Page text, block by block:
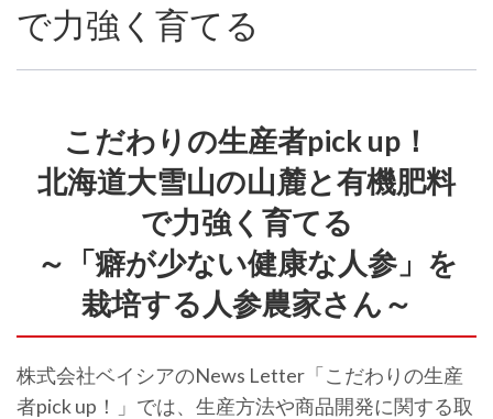
で力強く育てる
こだわりの生産者pick up！
北海道大雪山の山麓と有機肥料
で力強く育てる
～「癖が少ない健康な人参」を
栽培する人参農家さん～
株式会社ベイシアのNews Letter「こだわりの生産
者pick up！」では、生産方法や商品開発に関する取